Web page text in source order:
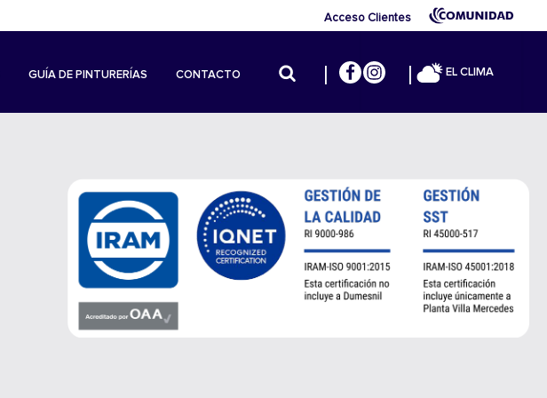
Acceso Clientes
GUÍA DE PINTURERÍAS CONTACTO EL CLIMA